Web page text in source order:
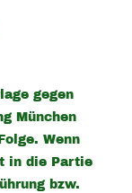
gegen
München
Wenn
in die Partie
bzw.